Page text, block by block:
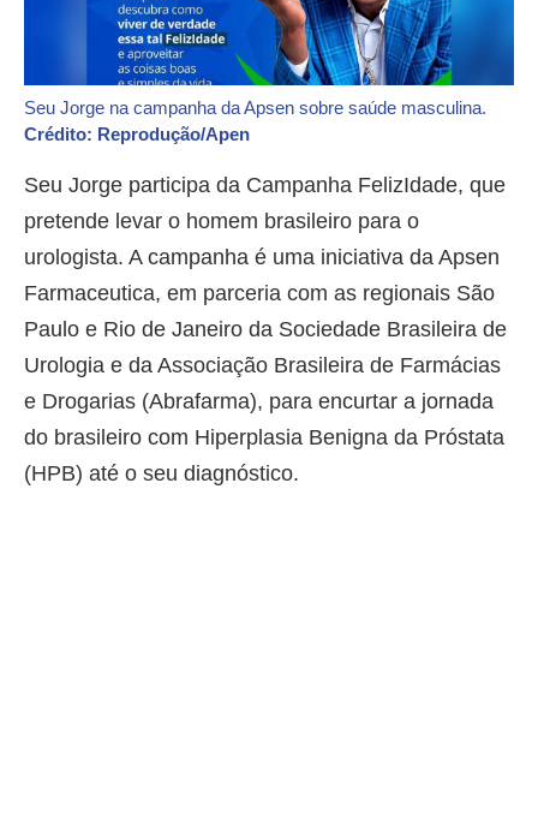
Seu Jorge na campanha da Apsen sobre saúde masculina.
Crédito: Reprodução/Apen
Seu Jorge participa da Campanha FelizIdade, que
pretende levar o homem brasileiro para o
urologista. A campanha é uma iniciativa da Apsen
Farmaceutica, em parceria com as regionais São
Paulo e Rio de Janeiro da Sociedade Brasileira de
Urologia e da Associação Brasileira de Farmácias
e Drogarias (Abrafarma), para encurtar a jornada
do brasileiro com Hiperplasia Benigna da Próstata
(HPB) até o seu diagnóstico.